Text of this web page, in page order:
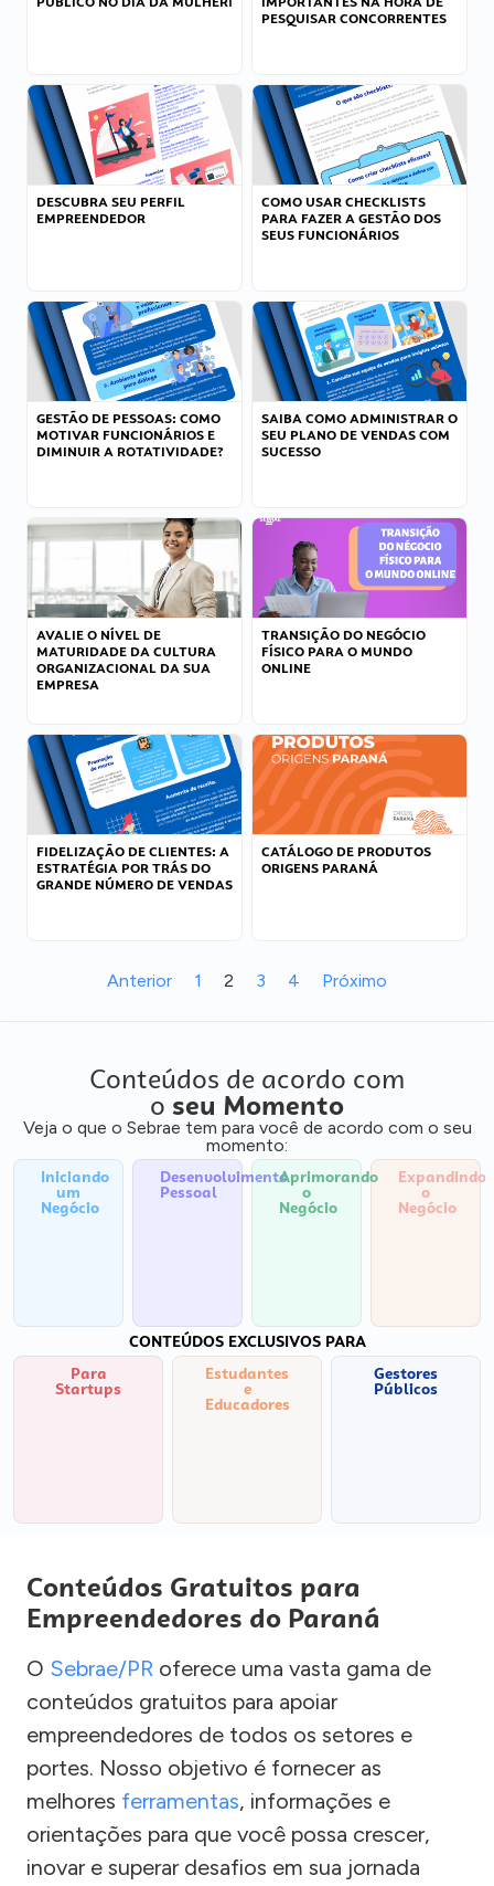
PESQUISAR CONCORRENTES
DESCUBRA SEU PERFIL
EMPREENDEDOR
COMO USAR CHECKLISTS
PARA FAZER A GESTÃO DOS
SEUS FUNCIONÁRIOS
GESTÃO DE PESSOAS: COMO
MOTIVAR FUNCIONÁRIOS E
DIMINUIR A ROTATIVIDADE?
SAIBA COMO ADMINISTRAR O
SEU PLANO DE VENDAS COM
SUCESSO
AVALIE O NÍVEL DE
MATURIDADE DA CULTURA
ORGANIZACIONAL DA SUA
EMPRESA
TRANSIÇÃO DO NEGÓCIO
FÍSICO PARA O MUNDO
ONLINE
FIDELIZAÇÃO DE CLIENTES: A
ESTRATÉGIA POR TRÁS DO
GRANDE NÚMERO DE VENDAS
CATÁLOGO DE PRODUTOS
ORIGENS PARANÁ
Anterior 1 2 3 4 Próximo
Conteúdos de acordo com
o seu Momento
Veja o que o Sebrae tem para você de acordo com o seu
momento:
Iniciando
um
Negócio
Desenvolvimento
Pessoal
Aprimorando
o
Negócio
Expandindo
o
Negócio
CONTEÚDOS EXCLUSIVOS PARA
Para
Startups
Estudantes
e
Educadores
Gestores
Públicos
Conteúdos Gratuitos para
Empreendedores do Paraná
O Sebrae/PR oferece uma vasta gama de
conteúdos gratuitos para apoiar
empreendedores de todos os setores e
portes. Nosso objetivo é fornecer as
melhores ferramentas, informações e
orientações para que você possa crescer,
inovar e superar desafios em sua jornada